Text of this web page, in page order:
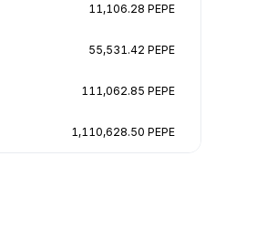
11,106.28 PEPE
55,531.42 PEPE
111,062.85 PEPE
1,110,628.50 PEPE